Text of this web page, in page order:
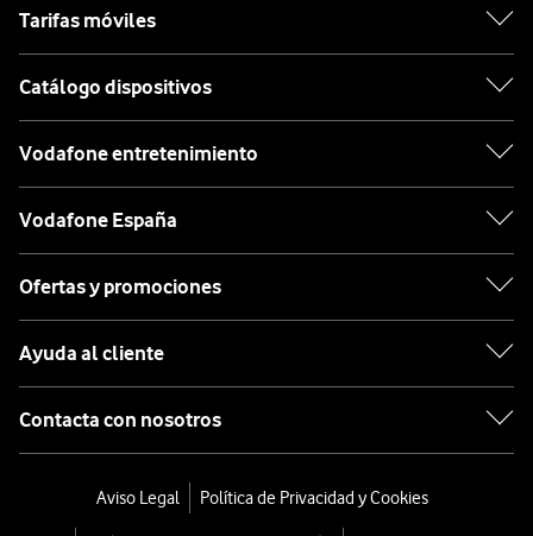
Tarifas móviles
Catálogo dispositivos
Vodafone entretenimiento
Vodafone España
Ofertas y promociones
Ayuda al cliente
Contacta con nosotros
Aviso Legal Política de Privacidad y Cookies